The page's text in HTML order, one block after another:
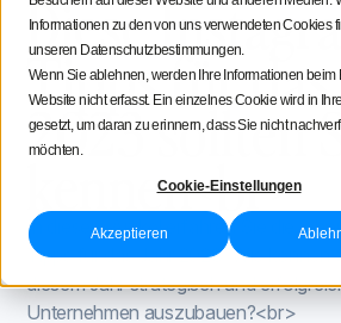
Informationen zu den von uns verwendeten Cookies
unseren Datenschutzbestimmungen.
Wenn Sie ablehnen, werden Ihre Informationen beim
Website nicht erfasst. Ein einzelnes Cookie wird in
gesetzt, um daran zu erinnern, dass Sie nicht
möchten.
Cookie-Einstellungen
Akzeptieren
Diese
Tipps für das
2023 sollten
kennen<br>
In diesem Artikel erfahren Sie die 8
Tipps für das Jahr 2023. Wie können
diesem Jahr strategisch und
Unternehmen auszubauen?<br>